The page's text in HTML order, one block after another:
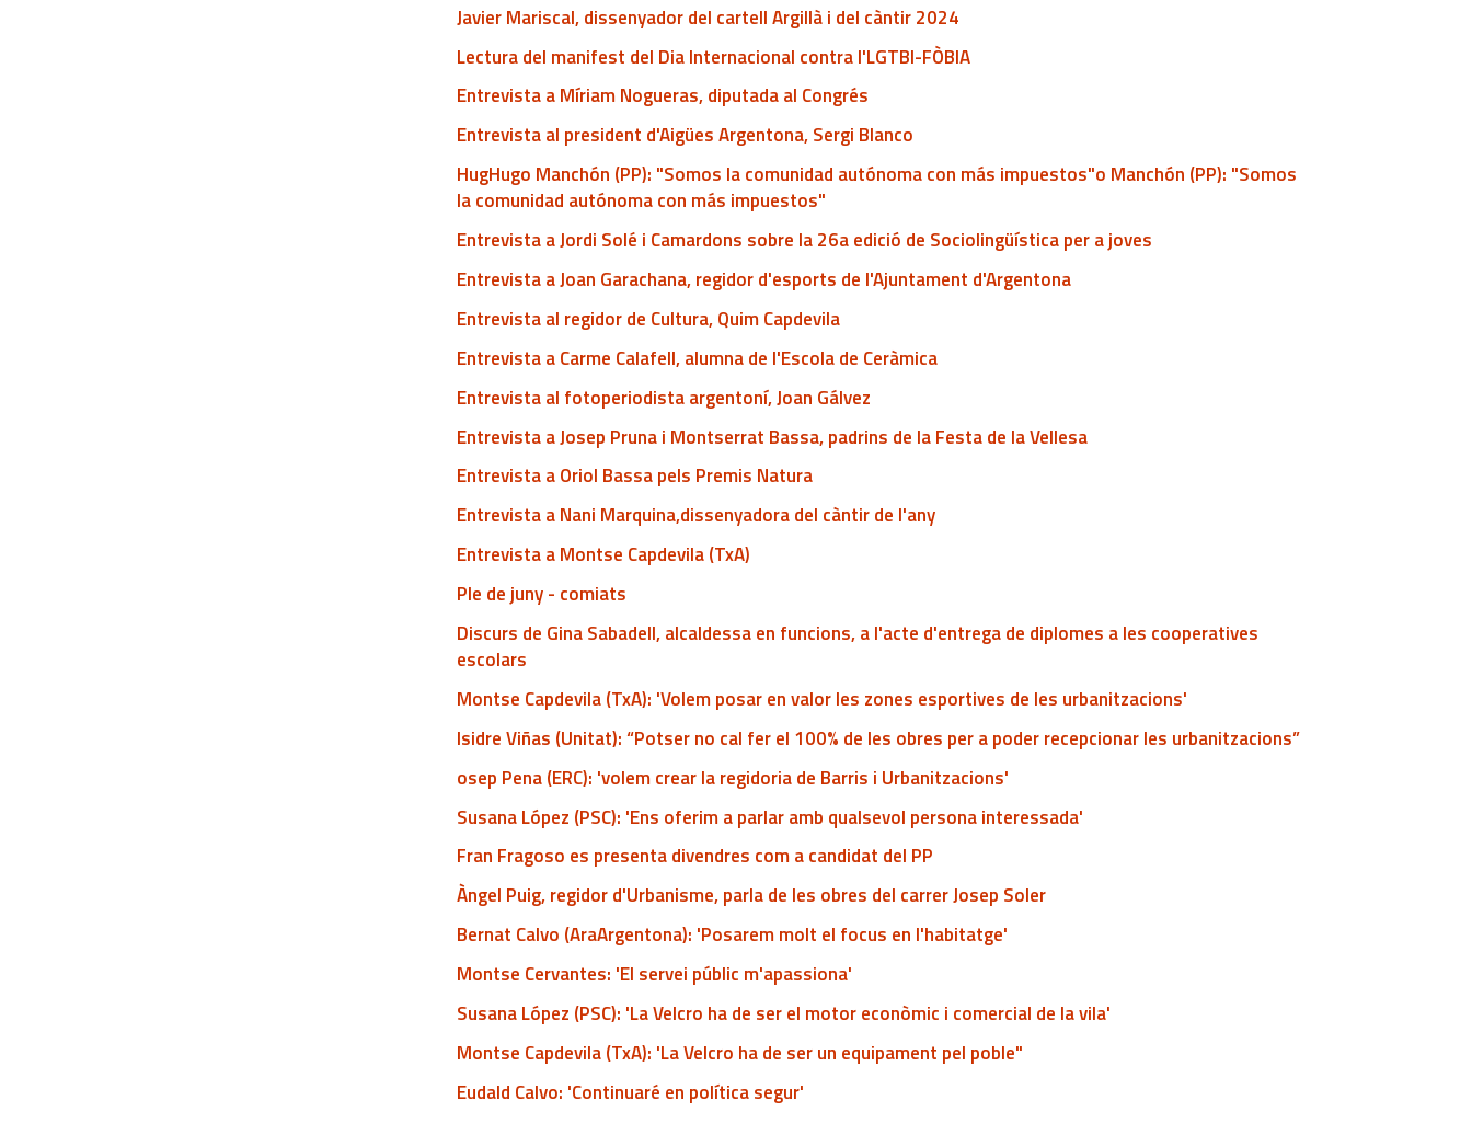
Javier Mariscal, dissenyador del cartell Argillà i del càntir 2024
Lectura del manifest del Dia Internacional contra l'LGTBI-FÒBIA
Entrevista a Míriam Nogueras, diputada al Congrés
Entrevista al president d'Aigües Argentona, Sergi Blanco
HugHugo Manchón (PP): "Somos la comunidad autónoma con más impuestos"o Manchón (PP): "Somos
la comunidad autónoma con más impuestos"
Entrevista a Jordi Solé i Camardons sobre la 26a edició de Sociolingüística per a joves
Entrevista a Joan Garachana, regidor d'esports de l'Ajuntament d'Argentona
Entrevista al regidor de Cultura, Quim Capdevila
Entrevista a Carme Calafell, alumna de l'Escola de Ceràmica
Entrevista al fotoperiodista argentoní, Joan Gálvez
Entrevista a Josep Pruna i Montserrat Bassa, padrins de la Festa de la Vellesa
Entrevista a Oriol Bassa pels Premis Natura
Entrevista a Nani Marquina,dissenyadora del càntir de l'any
Entrevista a Montse Capdevila (TxA)
Ple de juny - comiats
Discurs de Gina Sabadell, alcaldessa en funcions, a l'acte d'entrega de diplomes a les cooperatives
escolars
Montse Capdevila (TxA): 'Volem posar en valor les zones esportives de les urbanitzacions'
Isidre Viñas (Unitat): “Potser no cal fer el 100% de les obres per a poder recepcionar les urbanitzacions”
osep Pena (ERC): 'volem crear la regidoria de Barris i Urbanitzacions'
Susana López (PSC): 'Ens oferim a parlar amb qualsevol persona interessada'
Fran Fragoso es presenta divendres com a candidat del PP
Àngel Puig, regidor d'Urbanisme, parla de les obres del carrer Josep Soler
Bernat Calvo (AraArgentona): 'Posarem molt el focus en l'habitatge'
Montse Cervantes: 'El servei públic m'apassiona'
Susana López (PSC): 'La Velcro ha de ser el motor econòmic i comercial de la vila'
Montse Capdevila (TxA): 'La Velcro ha de ser un equipament pel poble"
Eudald Calvo: 'Continuaré en política segur'